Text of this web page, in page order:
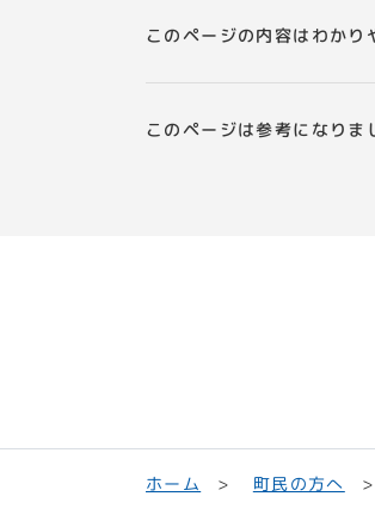
このページの内容はわかり
このページは参考になりま
ホーム 町民の方へ